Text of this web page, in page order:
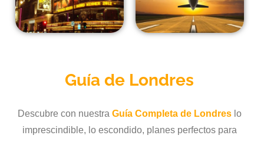
Guía de Londres
Descubre con nuestra Guía Completa de Londres lo
imprescindible, lo escondido, planes perfectos para